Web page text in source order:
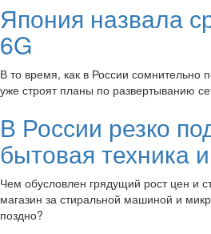
Япония назвала
6G
В то время, как в России сомнительно
уже строят планы по развертыванию
В России резко
бытовая техника
Чем обусловлен грядущий рост цен и
магазин за стиральной машиной и
поздно?